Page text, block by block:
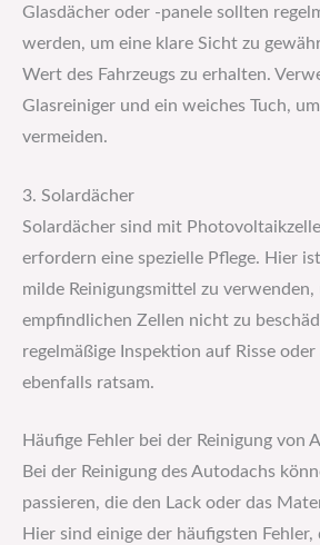
Glasdächer oder -panele sollten
werden, um eine klare Sicht zu
Wert des Fahrzeugs zu erhalten.
Glasreiniger und ein weiches Tuch,
vermeiden.
3. Solardächer
Solardächer sind mit
erfordern eine spezielle Pflege. Hier
milde Reinigungsmittel zu verwenden,
empfindlichen Zellen nicht zu
regelmäßige Inspektion auf Risse
ebenfalls ratsam.
Häufige Fehler bei der Reinigung von
Bei der Reinigung des Autodachs
passieren, die den Lack oder das
Hier sind einige der häufigsten Fehler,